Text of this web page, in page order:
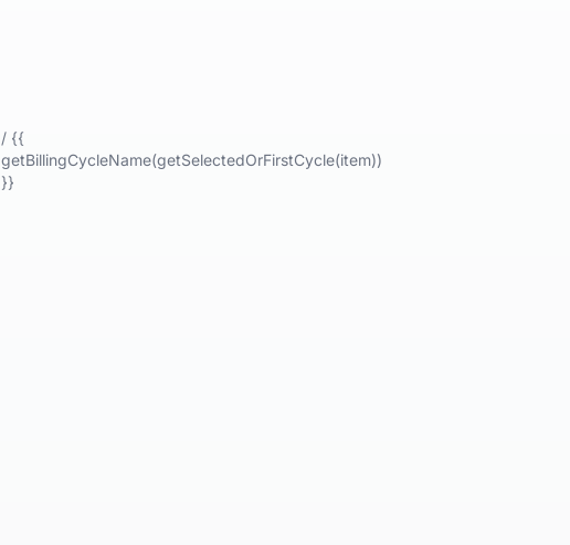
/ {{
getBillingCycleName(getSelectedOrFirstCycle(item))
}}